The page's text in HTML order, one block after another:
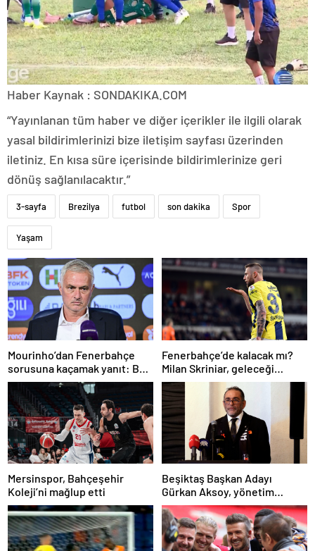
Haber Kaynak : SONDAKIKA.COM
“Yayınlanan tüm haber ve diğer içerikler ile ilgili olarak
yasal bildirimlerinizi bize iletişim sayfası üzerinden
iletiniz. En kısa süre içerisinde bildirimlerinize geri
dönüş sağlanılacaktır.”
3-sayfa Brezilya futbol son dakika Spor
Yaşam
Mourinho’dan Fenerbahçe
sorusuna kaçamak yanıt: Bu
soruyu anlamadım
Fenerbahçe’de kalacak mı?
Milan Skriniar, geleceği
hakkında konuştu
Mersinspor, Bahçeşehir
Koleji’ni mağlup etti
Beşiktaş Başkan Adayı
Gürkan Aksoy, yönetim
kurulunu tanıttı